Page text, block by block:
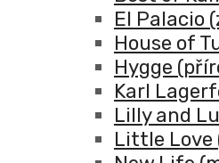
El Palacio
House of
Hygge
Karl
Lilly and
Little Love